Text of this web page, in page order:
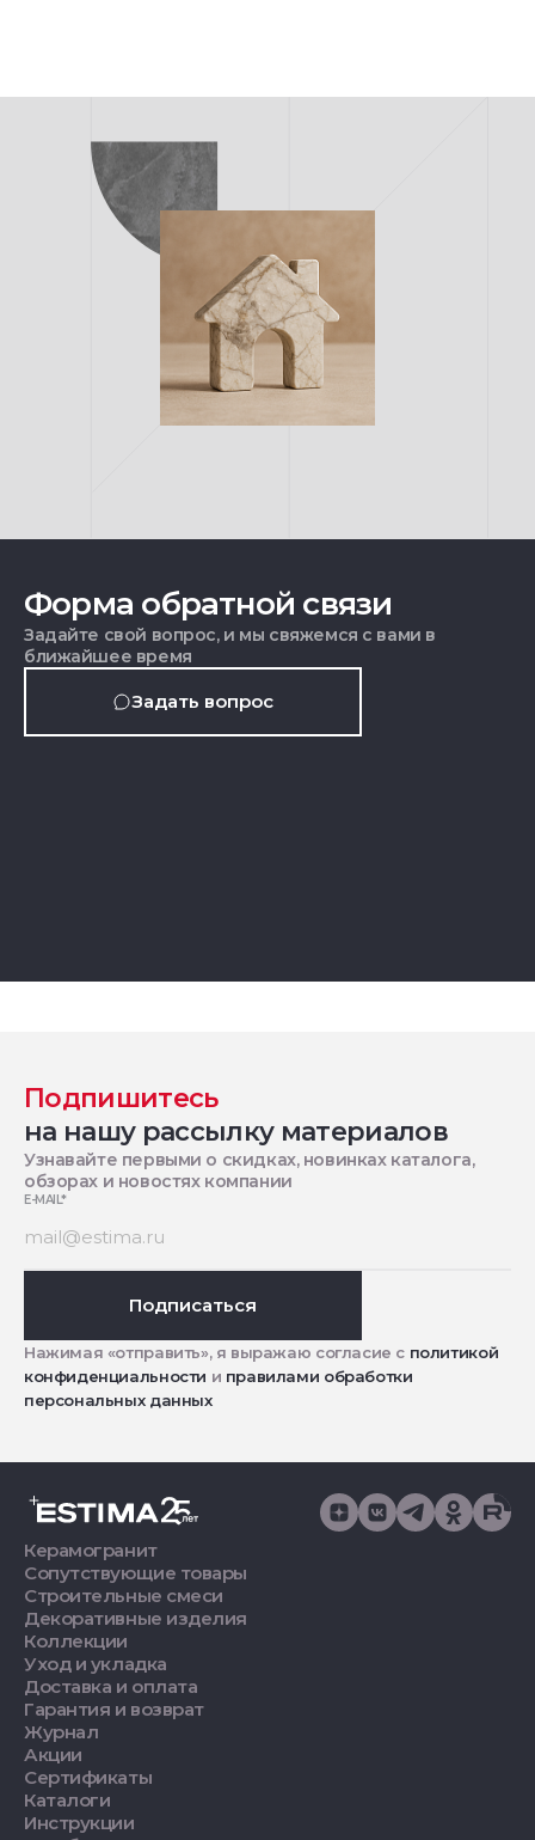
Форма обратной связи
Задайте свой вопрос, и мы свяжемся с вами в
ближайшее время
Задать вопрос
Подпишитесь
на нашу рассылку материалов
Узнавайте первыми о скидках, новинках каталога,
обзорах и новостях компании
E-MAIL*
Подписаться
Нажимая «отправить», я выражаю согласие с политикой
конфиденциальности и правилами обработки
персональных данных
Керамогранит
Сопутствующие товары
Строительные смеси
Декоративные изделия
Коллекции
Уход и укладка
Доставка и оплата
Гарантия и возврат
Журнал
Акции
Сертификаты
Каталоги
Инструкции